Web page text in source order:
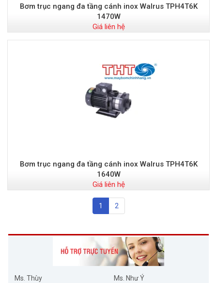
Bơm trục ngang đa tầng cánh inox Walrus TPH4T6K
1470W
Giá liên hệ
Bơm trục ngang đa tầng cánh inox Walrus TPH4T6K
1640W
Giá liên hệ
1 2
Ms. Thùy
Ms. Như Ý